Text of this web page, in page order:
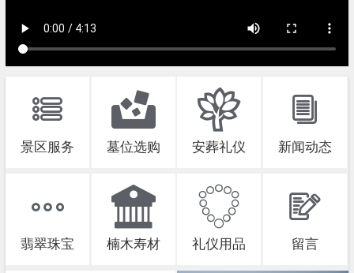
景区服务 墓位选购 安葬礼仪 新闻动态
翡翠珠宝 楠木寿材 礼仪用品 留言